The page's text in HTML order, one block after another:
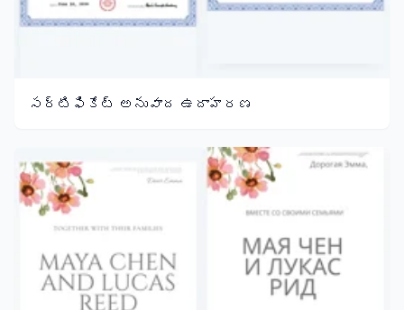
సర్టిఫికేట్ అనువాద ఉదాహరణ